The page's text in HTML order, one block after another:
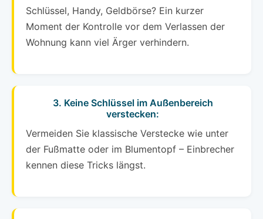
Schlüssel, Handy, Geldbörse? Ein kurzer
Moment der Kontrolle vor dem Verlassen der
Wohnung kann viel Ärger verhindern.
3. Keine Schlüssel im Außenbereich
verstecken:
Vermeiden Sie klassische Verstecke wie unter
der Fußmatte oder im Blumentopf – Einbrecher
kennen diese Tricks längst.